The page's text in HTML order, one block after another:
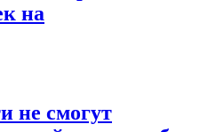
на
не смогут